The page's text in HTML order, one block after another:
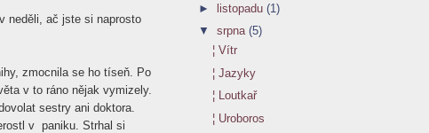
neděli, ač jste si naprosto
zmocnila se ho tíseň. Po
v to ráno nějak vymizely.
sestry ani doktora.
v paniku. Strhal si
► listopadu (1)
▼ srpna (5)
¦ Vítr
¦ Jazyky
¦ Loutkař
¦ Uroboros